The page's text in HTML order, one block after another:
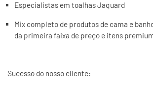
Especialistas em toalhas Jaquard
Mix completo de produtos de cama e
da primeira faixa de preço e itens
Sucesso do nosso cliente: